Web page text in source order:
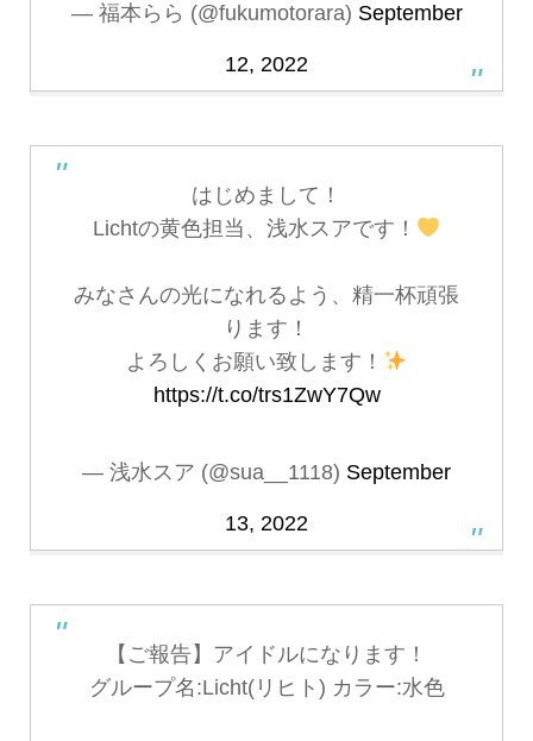
— 福本らら (@fukumotorara) September
12, 2022
はじめまして！
Lichtの黄色担当、浅水スアです！
みなさんの光になれるよう、精一杯頑張
ります！
よろしくお願い致します！
https://t.co/trs1ZwY7Qw
— 浅水スア (@sua__1118) September
13, 2022
【ご報告】アイドルになります！
グループ名:Licht(リヒト) カラー:水色